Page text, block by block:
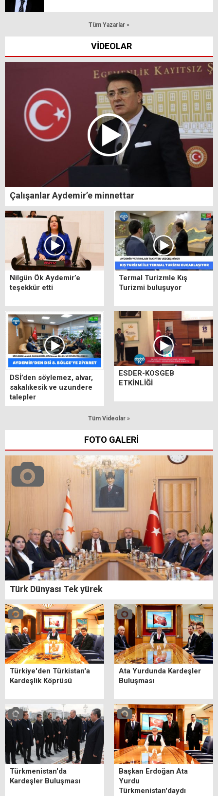
Tüm Yazarlar »
VİDEOLAR
Çalışanlar Aydemir’e minnettar
Nilgün Ök Aydemir’e
teşekkür etti
Termal Turizmle Kış
Turizmi buluşuyor
DSİ’den söylemez, alvar,
sakalıkesik ve uzundere
talepler
ESDER-KOSGEB
ETKİNLİĞİ
Tüm Videolar »
FOTO GALERİ
Türk Dünyası Tek yürek
Türkiye'den Türkistan'a
Kardeşlik Köprüsü
Ata Yurdunda Kardeşler
Buluşması
Türkmenistan'da
Kardeşler Buluşması
Başkan Erdoğan Ata
Yurdu
Türkmenistan'daydı